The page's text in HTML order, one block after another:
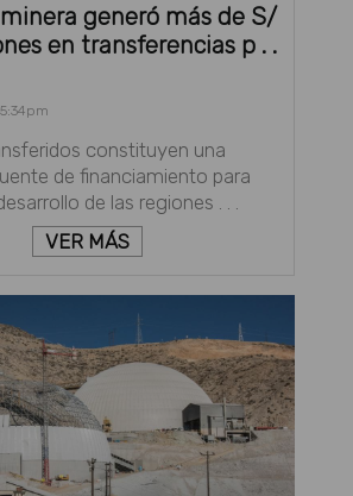
generó más de S/
en transferencias p . .
constituyen una
de financiamiento para
de las regiones . . .
VER MÁS